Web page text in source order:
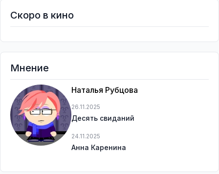
Скоро в кино
Мнение
Наталья Рубцова
26.11.2025
Десять свиданий
24.11.2025
Анна Каренина